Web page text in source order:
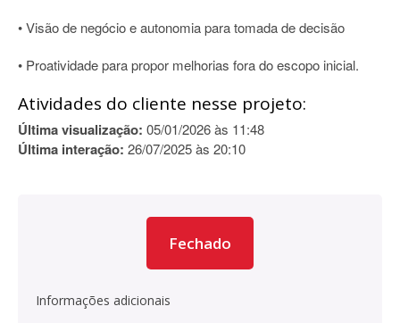
• Visão de negócio e autonomia para tomada de decisão
• Proatividade para propor melhorias fora do escopo inicial.
Atividades do cliente nesse projeto:
Última visualização: 05/01/2026 às 11:48
Última interação: 26/07/2025 às 20:10
Fechado
Informações adicionais